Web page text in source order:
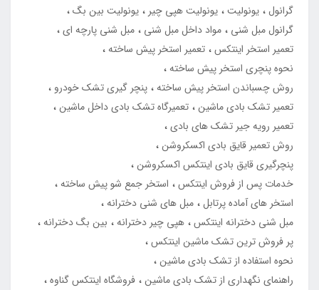
گرانول یونولیت یونولیت هپی چیر
یونولیت بین بگ
گرانول مبل شنی
مواد داخل مبل شنی
مبل شنی پارچه ای
تعمیر استخر اینتکس تعمیر استخر پیش ساخته
نحوه پنچری استخر پیش ساخته
روش چسباندن استخر پیش ساخته پنچر گیری تشک خودرو
تعمیر تشک بادی ماشین تعمیرگاه تشک بادی داخل ماشین
تعمیر رویه جیر تشک های بادی
روش تعمیر قایق بادی اکسکروشن
پنچرگیری قایق بادی اینتکس اکسکروشن
خدمات پس از فروش اینتکس
استخر جمع شو پیش ساخته
استخر های آماده پرتابل مبل های شنی دخترانه
مبل شنی دخترانه اینتکس هپی چیر دخترانه
بین بگ دخترانه
پر فروش ترین تشک ماشین اینتکس
نحوه استفاده از تشک بادی ماشین
راهنمای نگهداری از تشک بادی ماشین فروشگاه اینتکس گناوه